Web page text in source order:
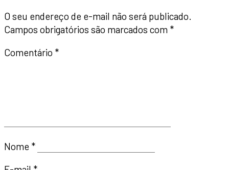
O seu endereço de e-mail não será publicado.
Campos obrigatórios são marcados com *
Comentário *
Nome *